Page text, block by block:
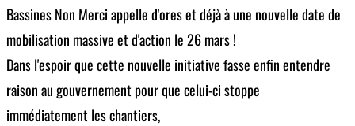
Bassines Non Merci appelle d'ores et déjà à une nouvelle date de
mobilisation massive et d'action le 26 mars !
Dans l'espoir que cette nouvelle initiative fasse enfin entendre
raison au gouvernement pour que celui-ci stoppe
immédiatement les chantiers,